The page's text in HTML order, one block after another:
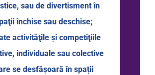
sau de divertisment în
închise sau deschise;
activităţile şi competiţiile
individuale sau colective
se desfăşoară în spații